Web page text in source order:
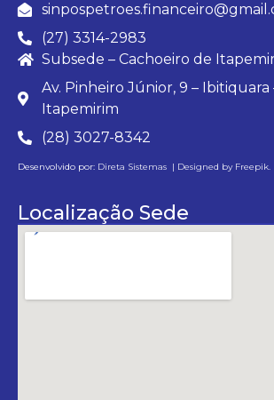
(27) 3314-2983
Subsede – Cachoeiro de
Av. Pinheiro Júnior, 9 – Ibitiquara
Itapemirim
(28) 3027-8342
Desenvolvido por: Direta Sistemas | Designed by Freepik.
Localização Sede